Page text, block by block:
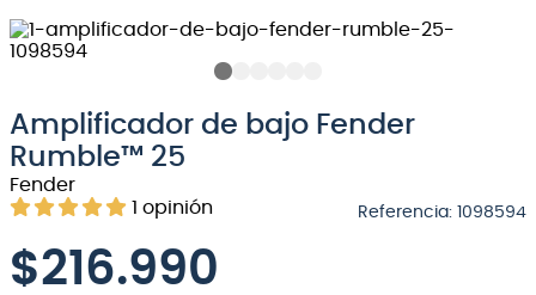
Amplificador de bajo Fender
Rumble™ 25
Fender
1 opinión Referencia: 1098594
$216.990
3.
guitarra electroacústica
5.
amplificador
6.
guitarra
7.
teclado
9.
micrófono